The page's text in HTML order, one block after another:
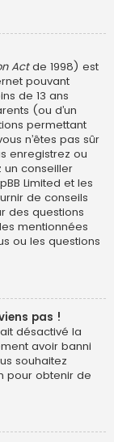
Actde 1998) est
pouvant
de 13 ans
(ou d’un
permettant
n’êtes pas sûr
enregistrez ou
un conseiller
Limited et les
de conseils
des questions
mentionnées
ou les questions
pas !
désactivé la
avoir banni
souhaitez
pour obtenir de